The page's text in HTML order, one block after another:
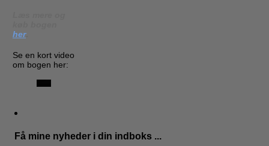
her.
Se en kort video
om bogen her:
Få mine nyheder i din indboks ...